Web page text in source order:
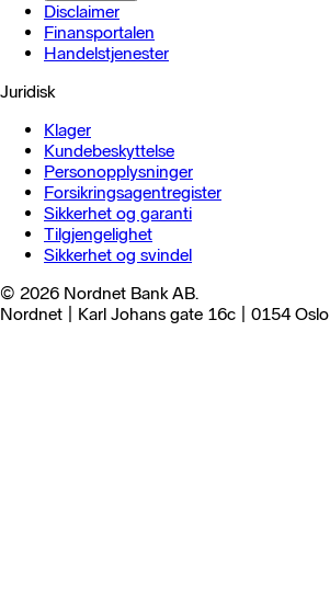
Disclaimer
Finansportalen
Handels­tjenester
Juridisk
Klager
Kundebeskyttelse
Personopplysninger
Forsikringsagentregister
Sikkerhet og garanti
Tilgjengelighet
Sikkerhet og svindel
© 2026 Nordnet Bank AB.
Nordnet | Karl Johans gate 16c | 0154 Oslo